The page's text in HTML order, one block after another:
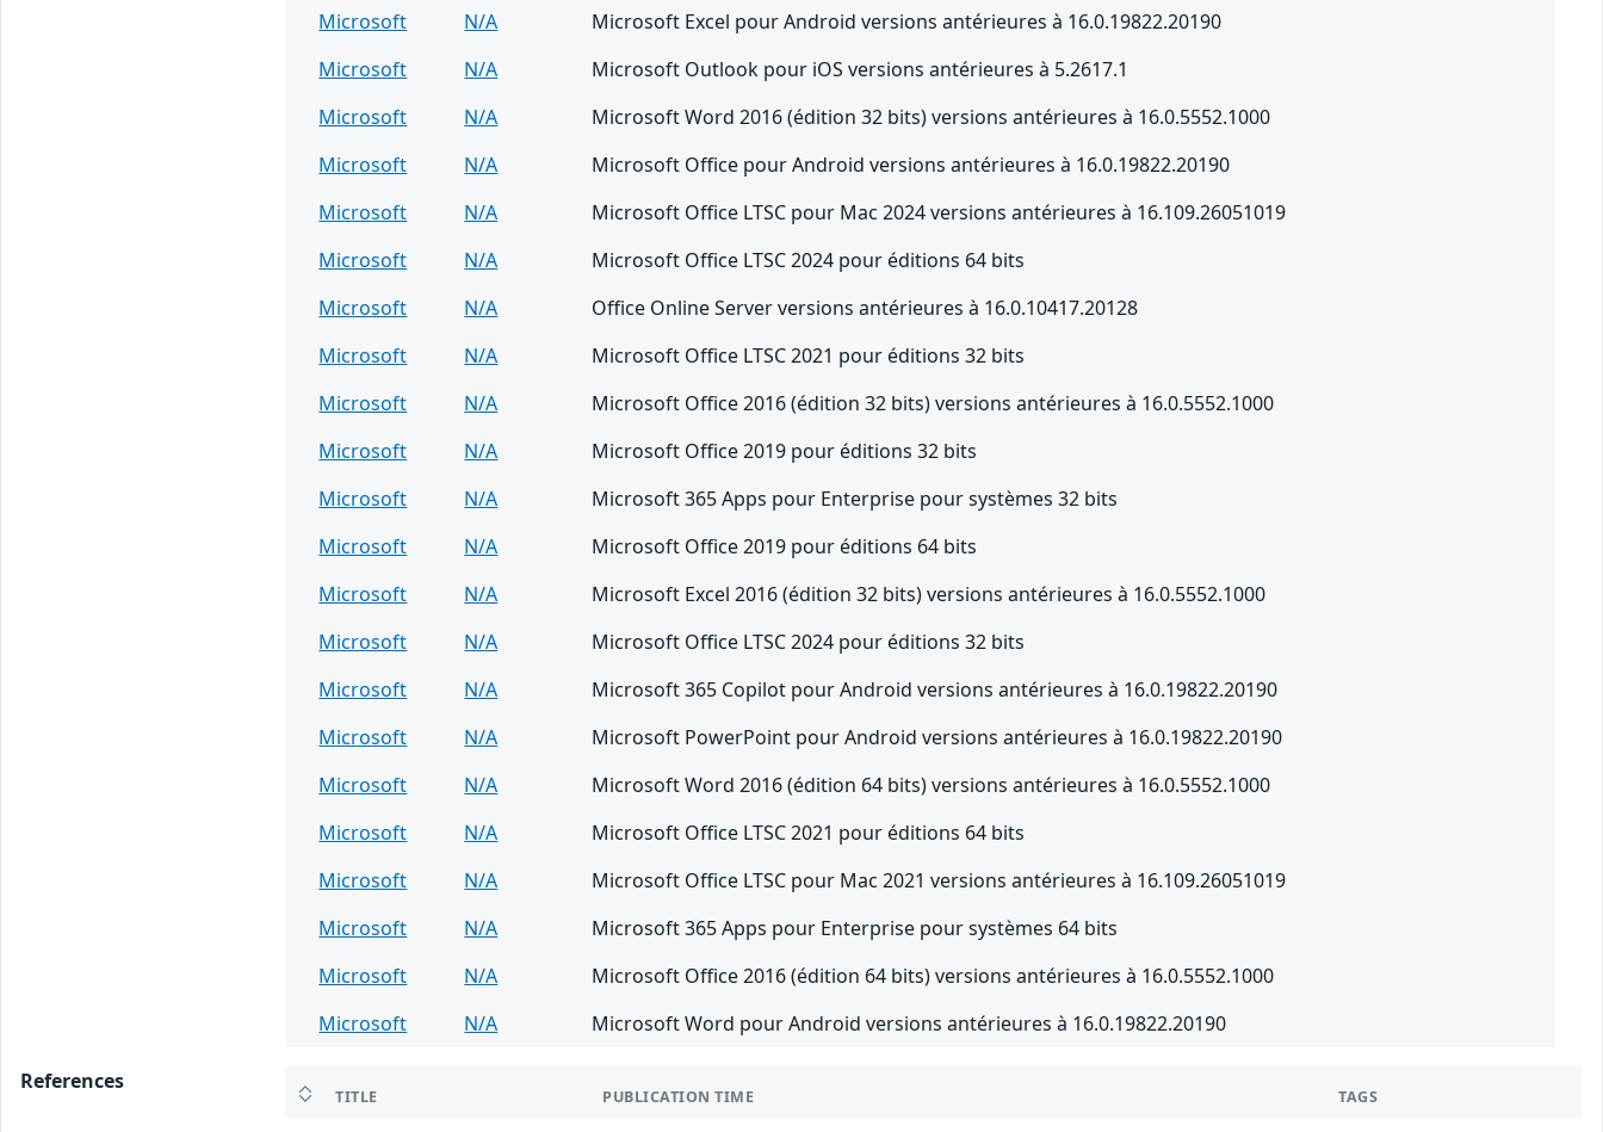
Microsoft
N/A
Microsoft Excel pour Android versions antérieures à 16.0.19822.20190
Microsoft
N/A
Microsoft Outlook pour iOS versions antérieures à 5.2617.1
Microsoft
N/A
Microsoft Word 2016 (édition 32 bits) versions antérieures à 16.0.5552.1000
Microsoft
N/A
Microsoft Office pour Android versions antérieures à 16.0.19822.20190
Microsoft
N/A
Microsoft Office LTSC pour Mac 2024 versions antérieures à 16.109.26051019
Microsoft
N/A
Microsoft Office LTSC 2024 pour éditions 64 bits
Microsoft
N/A
Office Online Server versions antérieures à 16.0.10417.20128
Microsoft
N/A
Microsoft Office LTSC 2021 pour éditions 32 bits
Microsoft
N/A
Microsoft Office 2016 (édition 32 bits) versions antérieures à 16.0.5552.1000
Microsoft
N/A
Microsoft Office 2019 pour éditions 32 bits
Microsoft
N/A
Microsoft 365 Apps pour Enterprise pour systèmes 32 bits
Microsoft
N/A
Microsoft Office 2019 pour éditions 64 bits
Microsoft
N/A
Microsoft Excel 2016 (édition 32 bits) versions antérieures à 16.0.5552.1000
Microsoft
N/A
Microsoft Office LTSC 2024 pour éditions 32 bits
Microsoft
N/A
Microsoft 365 Copilot pour Android versions antérieures à 16.0.19822.20190
Microsoft
N/A
Microsoft PowerPoint pour Android versions antérieures à 16.0.19822.20190
Microsoft
N/A
Microsoft Word 2016 (édition 64 bits) versions antérieures à 16.0.5552.1000
Microsoft
N/A
Microsoft Office LTSC 2021 pour éditions 64 bits
Microsoft
N/A
Microsoft Office LTSC pour Mac 2021 versions antérieures à 16.109.26051019
Microsoft
N/A
Microsoft 365 Apps pour Enterprise pour systèmes 64 bits
Microsoft
N/A
Microsoft Office 2016 (édition 64 bits) versions antérieures à 16.0.5552.1000
Microsoft
N/A Microsoft Word pour Android versions antérieures à 16.0.19822.20190
References
TITLE PUBLICATION TIME TAGS